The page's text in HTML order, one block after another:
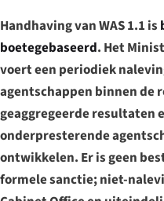
Handhaving van WAS 1.1 is
boetegebaseerd. Het
voert een periodiek
agentschappen binnen
geaggregeerde resultaten
onderpresterende
ontwikkelen. Er is geen
formele sanctie; niet-